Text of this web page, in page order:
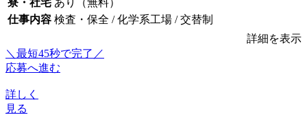
仕事内容 検査・保全 / 化学系工場 / 交替制
詳細を表示
＼最短45秒で完了／
応募へ進む
詳しく
見る